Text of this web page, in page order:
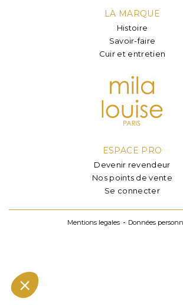
LA MARQUE
Histoire
Savoir-faire
Cuir et entretien
ESPACE PRO
Devenir revendeur
Nos points de vente
Se connecter
Mentions legales Données